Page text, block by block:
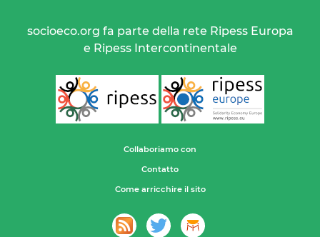
socioeco.org fa parte della rete Ripess Europa
e Ripess Intercontinentale
Collaboriamo con
Contatto
Come arricchire il sito